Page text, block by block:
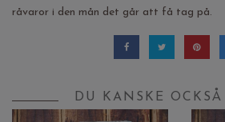
råvaror i den mån det går att få tag på.
DU KANSKE